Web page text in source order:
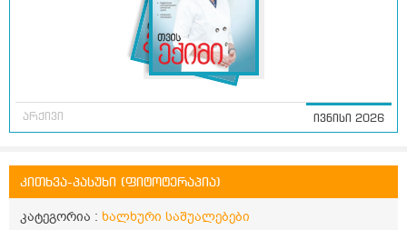
არქივი ივნისი 2026
კითხვა-პასუხი (ფიტოტერაპია)
კატეგორია : ხალხური საშუალებები